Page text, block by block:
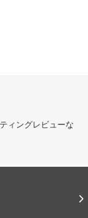
ィングレビューな